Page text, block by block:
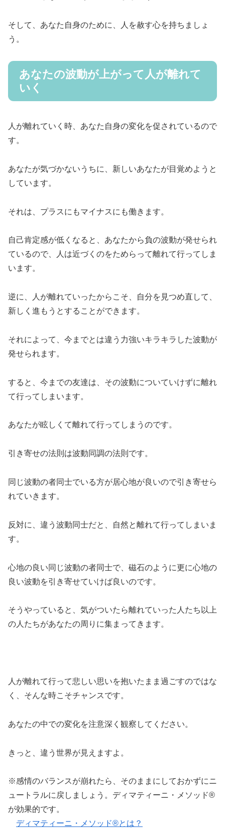
そして、 あなた自身のために、人を赦す心を持ちましょ
う。
あなたの波動が上がって人が離れて
いく
人が離れていく時、あなた自身の変化を促されているので
す。
あなたが気づかないうちに、 新しいあなたが目覚めようと
しています。
それは、プラスにもマイナスにも働きます。
自己肯定感が低くなると、あなたから負の波動が発せられ
ているので、人は近づくのをためらって離れて行ってしま
います。
逆に、人が離れていったからこそ、自分を見つめ直して、
新しく進もうとすることができます。
それによって、今までとは違う力強いキラキラした波動が
発せられます。
すると、今までの友達は、その波動についていけずに離れ
て行ってしまいます。
あなたが眩しくて離れて行ってしまうのです。
引き寄せの法則は波動同調の法則です。
同じ波動の者同士でいる方が居心地が良いので引き寄せら
れていきます。
反対に、違う波動同士だと、自然と離れて行ってしまいま
す。
心地の良い同じ波動の者同士で、磁石のように更に心地の
良い波動を引き寄せていけば良いのです。
そうやっていると、気がついたら離れていった人たち以上
の人たちがあなたの周りに集まってきます。
人が離れて行って悲しい思いを抱いたまま過ごすのではな
く、そんな時こそチャンスです。
あなたの中での変化を注意深く観察してください。
きっと、違う世界が見えますよ。
※感情のバランスが崩れたら、そのままにしておかずにニ
ュートラルに戻しましょう。ディマティーニ・メソッド®
が効果的です。
ディマティーニ・メソッド®とは？